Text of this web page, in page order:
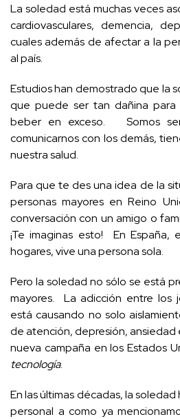
La soledad está muchas veces
cardiovasculares, demencia,
cuales además de afectar a la
al país.
Estudios han demostrado que la
que puede ser tan dañina para
beber en exceso. Somos
comunicarnos con los demás,
nuestra salud.
Para que te des una idea de la
personas mayores en Reino
conversación con un amigo o
¡Te imaginas esto! En
hogares, vive una persona sola.
Pero la soledad no sólo se está
mayores. La adicción entre los
está causando no solo
de atención, depresión, ansiedad
nueva campaña en los Estados
tecnología.
En las últimas décadas, la
personal a como ya